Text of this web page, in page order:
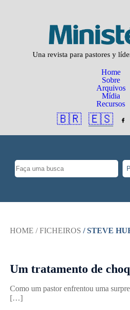
Una revista para pastores y
Home
Sobre
Arquivos
Mídia
Recursos
🇧🇷 🇪🇸
HOME / FICHEIROS / STEVE
Um tratamento de
Como um pastor enfrentou uma
[…]